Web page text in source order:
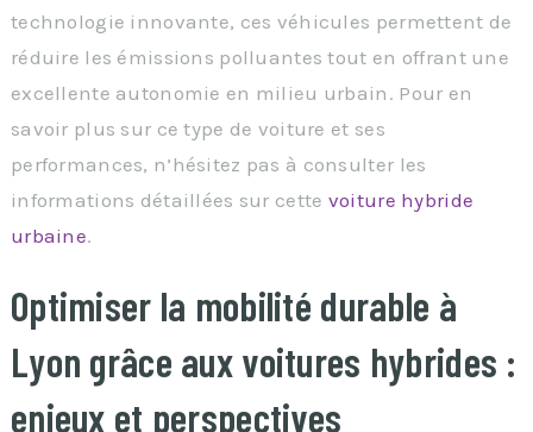
technologie innovante, ces véhicules permettent de
réduire les émissions polluantes tout en offrant une
excellente autonomie en milieu urbain. Pour en
savoir plus sur ce type de voiture et ses
performances, n’hésitez pas à consulter les
informations détaillées sur cette voiture hybride
urbaine.
Optimiser la mobilité durable à
Lyon grâce aux voitures hybrides :
enjeux et perspectives